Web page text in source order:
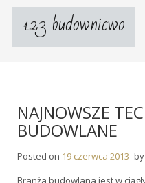
Skip
123 budownicwo
NAJNOWSZE
BUDOWLANE
Posted on 19 czerwca 2013 by
Branża budowlana jest w